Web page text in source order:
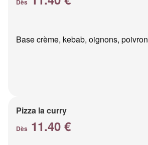
Dès
Base crème, kebab, oignons,
Pizza la curry
Dès 11.40 €